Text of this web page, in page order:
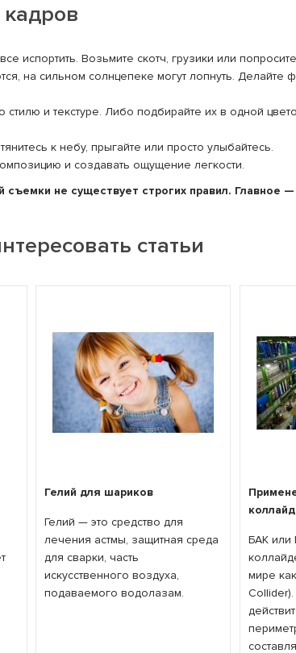
Возьмите скотч, грузики или
на сильном солнцепеке могут лопнуть. Делайте
и текстуре. Либо подбирайте их в одной
к небу, прыгайте или просто улыбайтесь.
и создавать ощущение легкости.
не существует строгих правил. Главное
статьи
Гелий для шариков
Гелий — это средство для
лечения астмы, защитная среда
для сварки, часть
искусственного воздуха,
подаваемого водолазам.
БАК или
мире